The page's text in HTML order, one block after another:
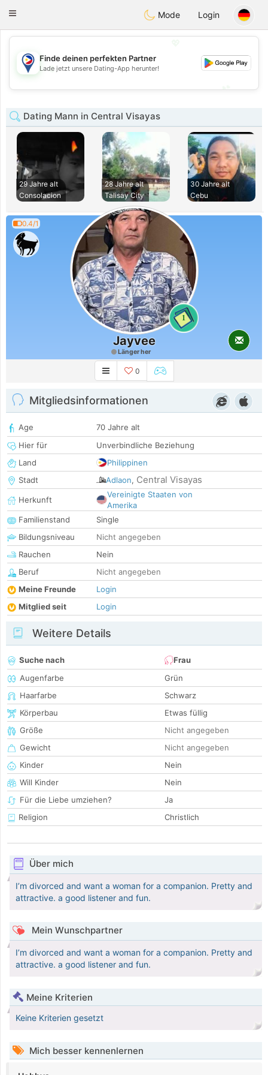
Philippines Chat
Toggle
Mode Login
💖
💕
Finde deinen perfekten Partner
Lade jetzt unsere Dating-App herunter!
Dating Mann in Central Visayas
29 Jahre alt
Consolacion
28 Jahre alt
Talisay City
30 Jahre alt
Cebu
0.4/1
1
Jayvee
Länger her
0
Mitgliedsinformationen
Age
70 Jahre alt
Hier für
Unverbindliche Beziehung
Land
Philippinen
Stadt
Adlaon, Central Visayas
Herkunft
Vereinigte Staaten von
Amerika
Familienstand
Single
Bildungsniveau
Nicht angegeben
Rauchen
Nein
Beruf
Nicht angegeben
Meine Freunde
Login
Mitglied seit
Login
Weitere Details
Suche nach
Frau
Augenfarbe
Grün
Haarfarbe
Schwarz
Körperbau
Etwas füllig
Größe
Nicht angegeben
Gewicht
Nicht angegeben
Kinder
Nein
Will Kinder
Nein
Für die Liebe umziehen?
Ja
Religion
Christlich
Über mich
I’m divorced and want a woman for a companion. Pretty and
attractive. a good listener and fun.
Mein Wunschpartner
I’m divorced and want a woman for a companion. Pretty and
attractive. a good listener and fun.
Meine Kriterien
Keine Kriterien gesetzt
Mich besser kennenlernen